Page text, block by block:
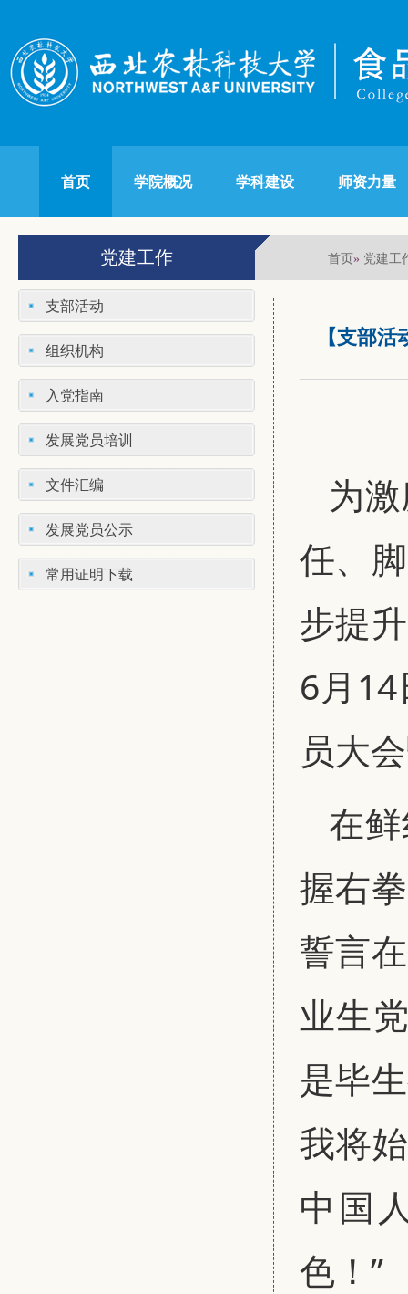
首页 学院概况 学科建设 师资力量
党建工作 首页» 党建工
支部活动
组织机构
入党指南
发展党员培训
文件汇编
发展党员公示
常用证明下载
【支部
为
任、
步提
6月
员大
在
握右
誓言
业生
是毕
我将
中国
色！”